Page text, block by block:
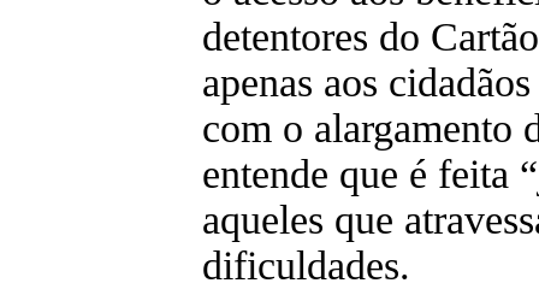
detentores do
apenas aos
com o alargamento
entende que é feita
aqueles que
dificuldades.